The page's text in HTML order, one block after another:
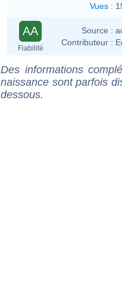
Vues :
AA
Fiabilité
Source :
Contributeur :
Des informations
naissance sont parfois
dessous.